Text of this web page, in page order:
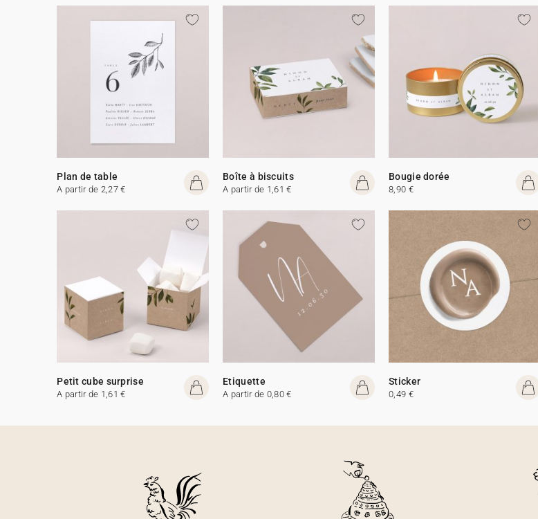
Plan de table
A partir de 2,27 €
Boîte à biscuits
A partir de 1,61 €
Bougie dorée
8,90 €
Petit cube surprise
A partir de 1,61 €
Etiquette
A partir de 0,80 €
Sticker
0,49 €